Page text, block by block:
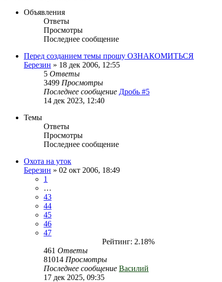
Объявления
Ответы
Просмотры
Последнее сообщение
Перед созданием темы прошу ОЗНАКОМИТЬСЯ
Березин » 18 дек 2006, 12:55
5 Ответы
3499 Просмотры
Последнее сообщение Дробь #5
14 дек 2023, 12:40
Темы
Ответы
Просмотры
Последнее сообщение
Охота на уток
Березин » 02 окт 2006, 18:49
1
…
43
44
45
46
47
Рейтинг: 2.18%
461 Ответы
81014 Просмотры
Последнее сообщение Василий
17 дек 2025, 09:35